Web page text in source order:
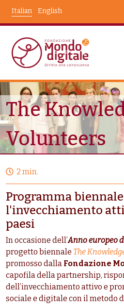
English
Italian
Progetti The
The
Volunteers
2 min.
Programma
l'invecchiamento
paesi
In occasione dell’Anno europeo
progetto biennale The
promosso dalla Fondazione
capofila della partnership,
dell’invecchiamento attivo e
sociale e digitale con il metodo